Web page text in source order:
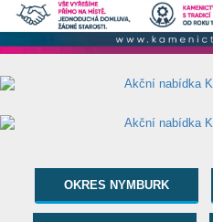
OKRES NYMBURK